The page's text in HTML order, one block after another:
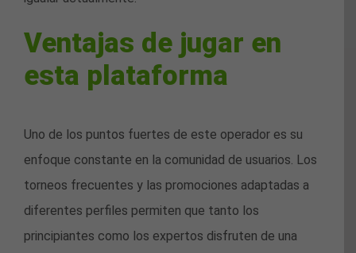
Ventajas de jugar en
esta plataforma
Uno de los puntos fuertes de este operador es su
enfoque constante en la comunidad de usuarios. Los
torneos frecuentes y las promociones adaptadas a
diferentes perfiles permiten que tanto los
principiantes como los expertos disfruten de una